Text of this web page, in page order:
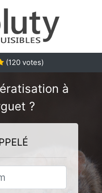
(120 votes)
à
?